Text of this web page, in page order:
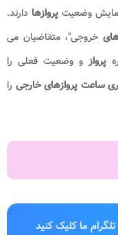
وضعیتپروازها دارند.
خروجی"، متقاضیان می
پروازو وضعیت فعلی را
ساعت پروازهای خارجی را
ما کلیک کنید